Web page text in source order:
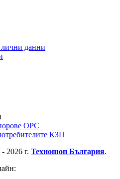
данни
OPC
КЗП
2026 г. Техношоп България.